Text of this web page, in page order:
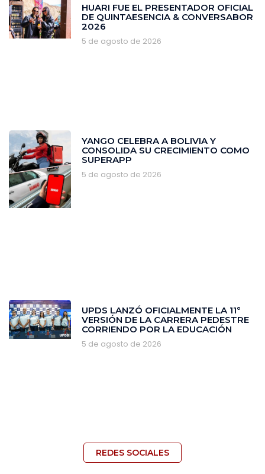
HUARI FUE EL PRESENTADOR OFICIAL
DE QUINTAESENCIA & CONVERSABOR
2026
5 de agosto de 2026
YANGO CELEBRA A BOLIVIA Y
CONSOLIDA SU CRECIMIENTO COMO
SUPERAPP
5 de agosto de 2026
‎UPDS LANZÓ OFICIALMENTE LA 11°
VERSIÓN DE LA CARRERA PEDESTRE
CORRIENDO POR LA EDUCACIÓN
5 de agosto de 2026
REDES SOCIALES